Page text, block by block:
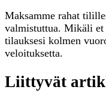
Maksamme rahat
valmistuttua. Mikäli
tilauksesi kolmen
veloituksetta.
Liittyvät